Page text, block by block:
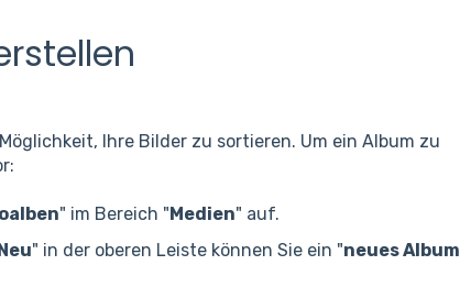
Ihre Bilder zu sortieren. Um ein Album zu
" im Bereich "Medien" auf.
Neu" in der oberen Leiste können Sie ein "neues Album